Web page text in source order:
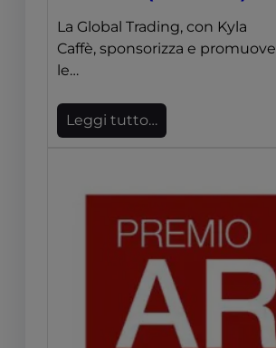
La Global Trading, con Kyla
Caffè, sponsorizza e promuove
le…
Leggi tutto…